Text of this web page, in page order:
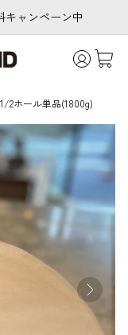
キャンペーン中
2ホール単品(1800g)